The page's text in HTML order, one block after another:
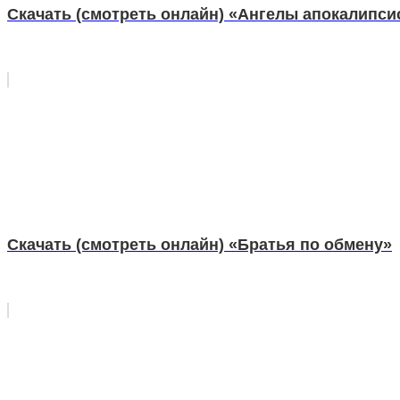
Скачать (смотреть онлайн) «Ангелы
Скачать (смотреть онлайн) «Братья по обмену»